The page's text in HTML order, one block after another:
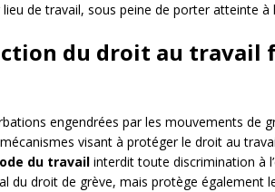
lieu de travail, sous peine de porter atteinte à
du droit au travail
engendrées par les mouvements de
visant à protéger le droit au
du travail interdit toute discrimination à
du droit de grève, mais protège également